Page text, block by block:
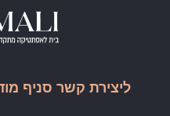
ליצירת קשר סניף